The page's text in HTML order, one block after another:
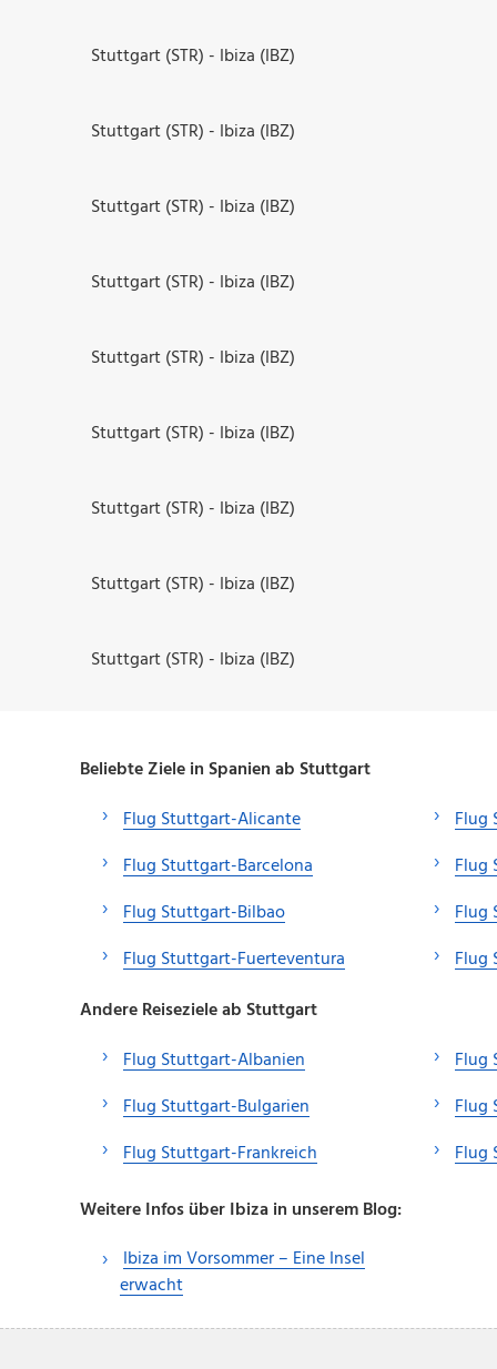
Stuttgart (STR) - Ibiza (IBZ)
Stuttgart (STR) - Ibiza (IBZ)
Stuttgart (STR) - Ibiza (IBZ)
Stuttgart (STR) - Ibiza (IBZ)
Stuttgart (STR) - Ibiza (IBZ)
Stuttgart (STR) - Ibiza (IBZ)
Stuttgart (STR) - Ibiza (IBZ)
Stuttgart (STR) - Ibiza (IBZ)
Stuttgart (STR) - Ibiza (IBZ)
Beliebte Ziele in Spanien ab Stuttgart
Flug Stuttgart-Alicante
Flug Stuttgart-Barcelona
Flug Stuttgart-Bilbao
Flug Stuttgart-Fuerteventura
Flug
Flug
Flug
Flug
Andere Reiseziele ab Stuttgart
Flug Stuttgart-Albanien
Flug Stuttgart-Bulgarien
Flug Stuttgart-Frankreich
Flug
Flug
Flug
Weitere Infos über Ibiza in unserem Blog:
Ibiza im Vorsommer – Eine Insel
erwacht